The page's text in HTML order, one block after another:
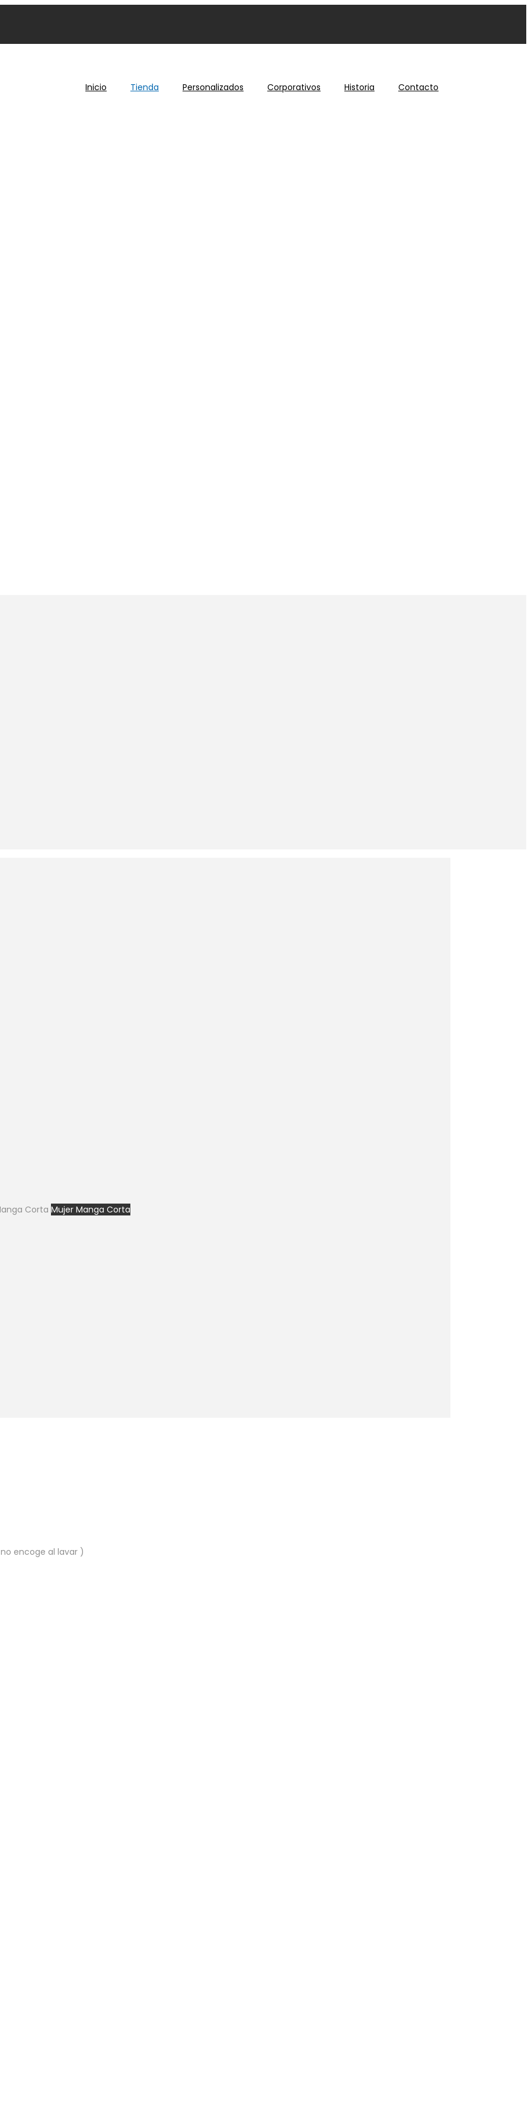
Inicio Tienda Personalizados Corporativos Historia Contacto
Corta Mujer Manga Corta
encoge al lavar )